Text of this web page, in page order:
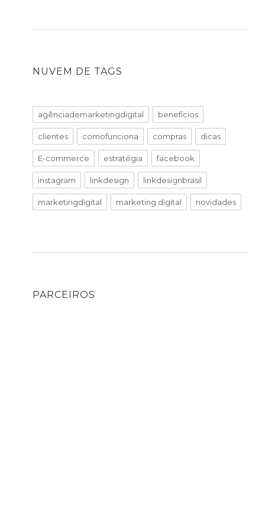
NUVEM DE TAGS
agênciademarketingdigital benefícios
clientes comofunciona compras dicas
E-commerce estratégia facebook
instagram linkdesign linkdesignbrasil
marketingdigital marketing digital novidades
PARCEIROS